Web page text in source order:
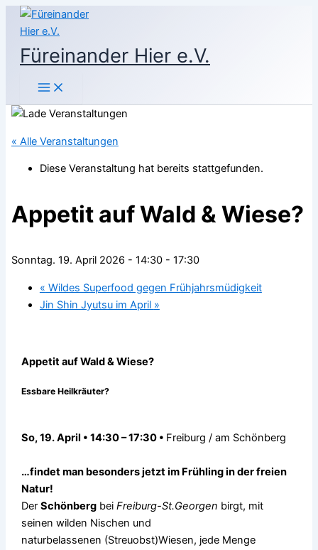
Zum
Inhalt
springen
Füreinander Hier e.V.
« Alle Veranstaltungen
Diese Veranstaltung hat bereits stattgefunden.
Appetit auf Wald & Wiese?
Sonntag. 19. April 2026 - 14:30- 17:30
« Wildes Superfood gegen Frühjahrsmüdigkeit
Jin Shin Jyutsu im April »
Appetit auf Wald & Wiese?
Essbare Heilkräuter?
So, 19. April • 14:30 – 17:30 • Freiburg / am Schönberg
…findet man besonders jetzt im Frühling in der freien
Natur!
DerSchönberg beiFreiburg-St.Georgen birgt, mit
seinen wilden Nischen und
naturbelassenen (Streuobst)Wiesen, jede Menge